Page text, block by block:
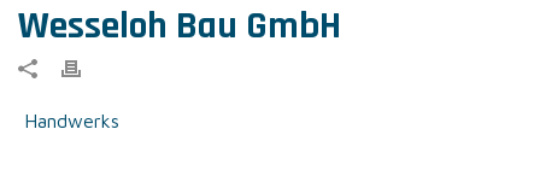
Wesseloh Bau GmbH